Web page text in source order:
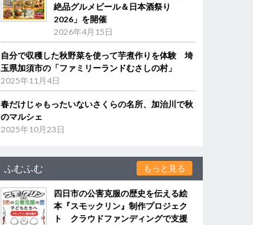
絶品グルメビール＆日本酒祭り
2026」を開催
2026年4月15日
自分で収穫した秋野菜を使って芋煮作りを体験 埼
玉県加須市の「ファミリーランドむさしの村」
2025年11月4日
春だけじゃもったいないさくらの名所、加治川で秋
のマルシェ
2025年10月23日
ふむふむ もっと見る
四日市の公害克服の歴史を伝える絵
本『スモックリン』制作プロジェク
ト クラウドファンディングで支援